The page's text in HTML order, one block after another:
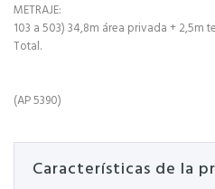
METRAJE:
103 a 503) 34,8m área privada + 2,5m
Total.
(AP 5390)
Características de la